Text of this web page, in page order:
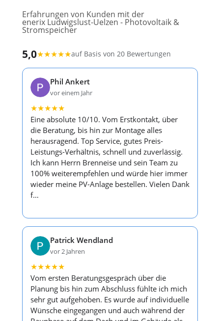
Erfahrungen von Kunden mit der
enerix Ludwigslust-Uelzen - Photovoltaik &
Stromspeicher
5,0★★★★★auf Basis von 20 Bewertungen
Phil Ankert
vor einem Jahr
★★★★★
Eine absolute 10/10. Vom Erstkontakt, über
die Beratung, bis hin zur Montage alles
herausragend. Top Service, gutes Preis-
Leistungs-Verhältnis, schnell und zuverlässig.
Ich kann Herrn Brenneise und sein Team zu
100% weiterempfehlen und würde hier immer
wieder meine PV-Anlage bestellen. Vielen Dank
f…
Patrick Wendland
vor 2 Jahren
★★★★★
Vom ersten Beratungsgespräch über die
Planung bis hin zum Abschluss fühlte ich mich
sehr gut aufgehoben. Es wurde auf individuelle
Wünsche eingegangen und auch während der